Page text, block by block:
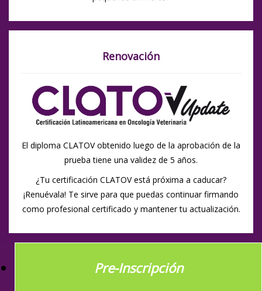
Renovación
El diploma CLATOV obtenido luego de la aprobación de la
prueba tiene una validez de 5 años.
¿Tu certificación CLATOV está próxima a caducar?
¡Renuévala! Te sirve para que puedas continuar firmando
como profesional certificado y mantener tu actualización.
Pre-Inscripción